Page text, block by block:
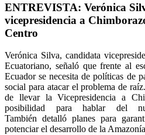
ENTREVISTA: Verónica
vicepresidencia a
Centro
Verónica Silva, candidata
Ecuatoriano, señaló que frente al
Ecuador se necesita de políticas de
social para atacar el problema de
de llevar la Vicepresidencia a
posibilidad para hablar del
También detalló planes para
potenciar el desarrollo de la